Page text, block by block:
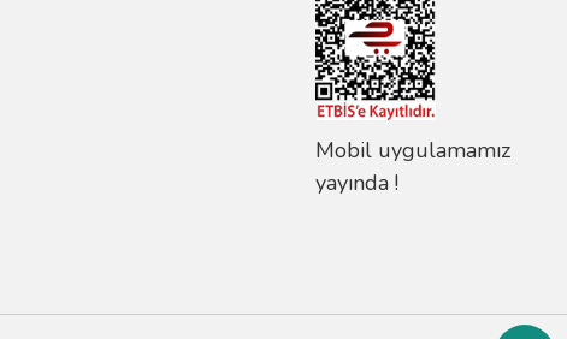
Mobil uygulamamız
yayında !